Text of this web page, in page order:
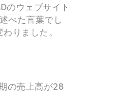
のウェブサイト
べた言葉でし
りました。
の売上高が28